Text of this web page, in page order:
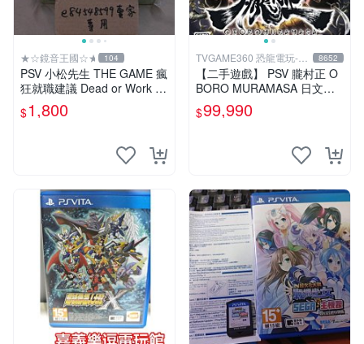
★☆鏡音王國☆★ 104
PSV 小松先生 THE GAME 瘋
狂就職建議 Dead or Work 特
裝版 限定版 日版 日文版 阿
松 松野輕松
$1,800
TVGAME360 恐龍電玩-台
中店
8652
【二手遊戲】 PSV 朧村正 O
BORO MURAMASA 日文版
【台中恐龍電玩】
$99,990